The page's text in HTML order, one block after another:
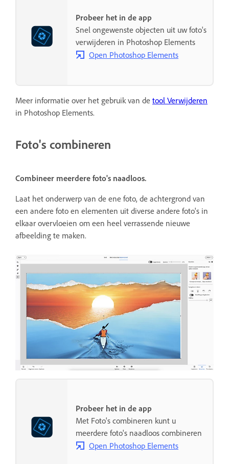
Probeer het in de app
Snel ongewenste objecten uit uw foto's
verwijderen in Photoshop Elements
Open Photoshop Elements
Meer informatie over het gebruik van de tool Verwijderen
in Photoshop Elements.
Foto's combineren
Combineer meerdere foto's naadloos.
Laat het onderwerp van de ene foto, de achtergrond van
een andere foto en elementen uit diverse andere foto's in
elkaar overvloeien om een heel verrassende nieuwe
afbeelding te maken.
Probeer het in de app
Met Foto's combineren kunt u
meerdere foto's naadloos combineren
Open Photoshop Elements